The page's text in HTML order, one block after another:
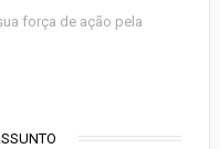
força de ação pela